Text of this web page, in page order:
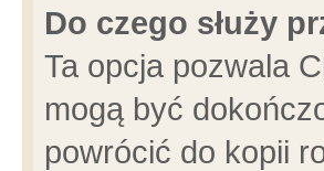
Do czego służy
Ta opcja pozwala
mogą być
powrócić do kopii